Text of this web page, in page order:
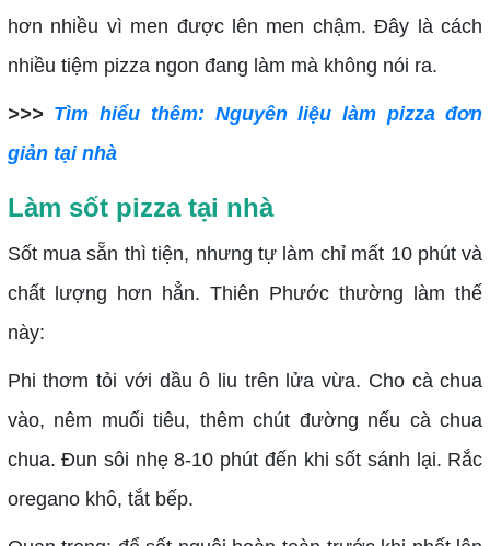
hơn nhiều vì men được lên men chậm. Đây là cách
nhiều tiệm pizza ngon đang làm mà không nói ra.
>>> Tìm hiểu thêm: Nguyên liệu làm pizza đơn
giản tại nhà
Làm sốt pizza tại nhà
Sốt mua sẵn thì tiện, nhưng tự làm chỉ mất 10 phút và
chất lượng hơn hẳn. Thiên Phước thường làm thế
này:
Phi thơm tỏi với dầu ô liu trên lửa vừa. Cho cà chua
vào, nêm muối tiêu, thêm chút đường nếu cà chua
chua. Đun sôi nhẹ 8-10 phút đến khi sốt sánh lại. Rắc
oregano khô, tắt bếp.